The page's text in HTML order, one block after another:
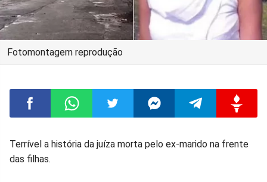
Fotomontagem reprodução
CompartilharCompartilharCompartilharCompartilharCompartilhar
Terrível a história da juíza morta pelo ex-marido na frente
das filhas.